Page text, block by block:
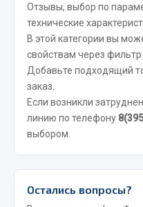
Mann-filter
Vic
Автоторг
Дифа
Цитрон
Фильтры DONALDSON
Всё для сварки
Отзывы, выбор по
технические
В этой категории вы
свойствам через фильтр.
Добавьте подходящий
заказ.
Если возникли
линию по телефону
выбором.
Остались вопросы?